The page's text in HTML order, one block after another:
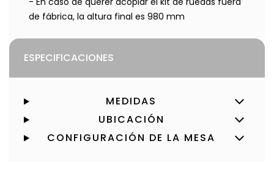
de fábrica, la altura final es 980 mm
ESPECIFICACIONES
MEDIDAS
UBICACIÓN
CONFIGURACIÓN DE LA MESA